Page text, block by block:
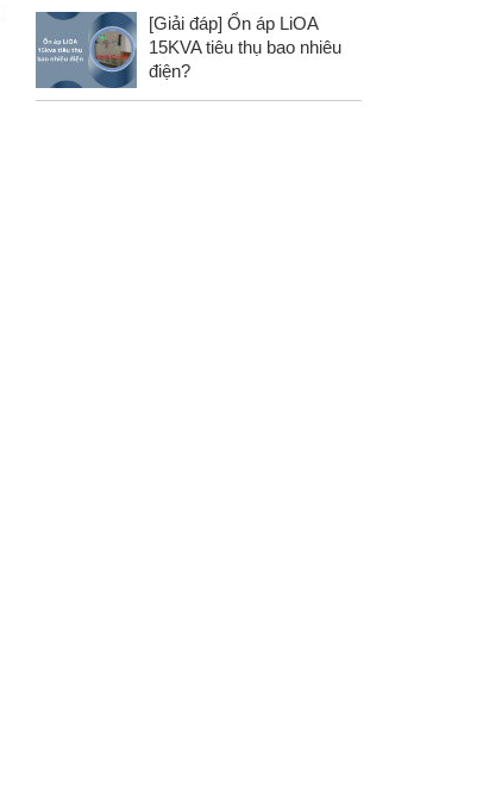
[Giải đáp] Ổn áp LiOA
15KVA tiêu thụ bao nhiêu
điện?